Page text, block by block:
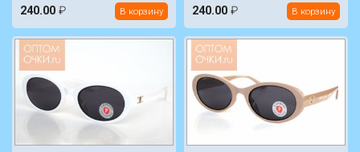
240.00 ₽ В корзину 240.00 ₽ В корзину